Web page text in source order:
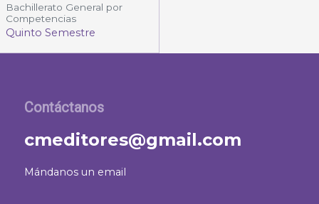
Bachillerato General por
Competencias
Quinto Semestre
Contáctanos
cmeditores@gmail.com
Mándanos un email